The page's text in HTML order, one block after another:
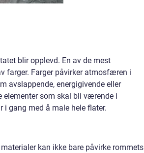
blir opplevd. En av de mest
farger. Farger påvirker atmosfæren i
avslappende, energigivende eller
elementer som skal bli værende i
i gang med å male hele flater.
kan ikke bare påvirke rommets